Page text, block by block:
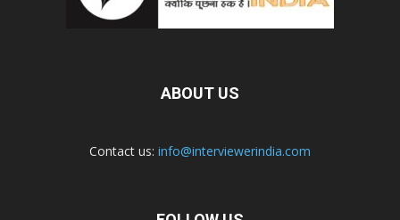
ABOUT US
Contact us: info@interviewerindia.com